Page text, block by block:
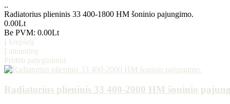
..
Radiatorius plieninis 33 400-1800 HM šoninio pajungimo.
0.00Lt
Be PVM: 0.00Lt
Į krepšelį
Į atmintinę
Pridėti palyginimui
Radiatorius plieninis 33 400-2000 HM šoninio